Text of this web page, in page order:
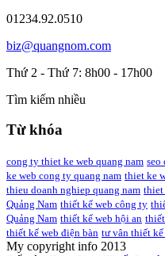
01234.92.0510
biz@quangnom.com
Thứ 2 - Thứ 7: 8h00 - 17h00
Tìm kiếm nhiều
Từ khóa
cong ty thiet ke web quang nam seo
ke web cong ty quang nam thiet ke
thieu doanh nghiep quang nam thiet
Quảng Nam thiết kế web công ty
Quảng Nam thiết kế web hội an
thiết kế web điện bàn tư vân thiết kế
My copyright info 2013